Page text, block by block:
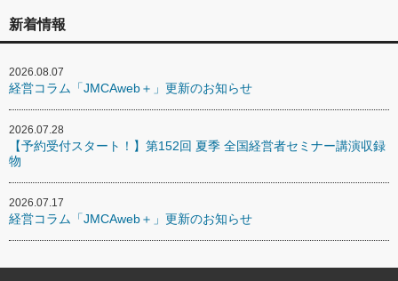
新着情報
2026.08.07
経営コラム「JMCAweb＋」更新のお知らせ
2026.07.28
【予約受付スタート！】第152回 夏季 全国経営者セミナー講演収録
物
2026.07.17
経営コラム「JMCAweb＋」更新のお知らせ